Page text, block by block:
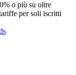
o più su oltre
per soli iscritti